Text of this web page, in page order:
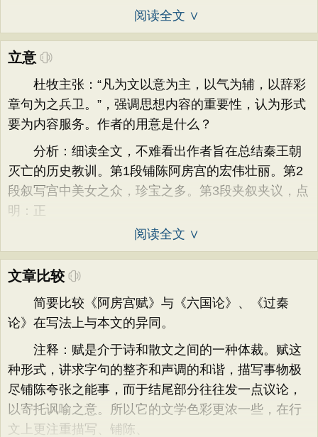
阅读全文 ∨
立意
杜牧主张：“凡为文以意为主，以气为辅，以辞彩
章句为之兵卫。”，强调思想内容的重要性，认为形式
要为内容服务。作者的用意是什么？
分析：细读全文，不难看出作者旨在总结秦王朝
灭亡的历史教训。第1段铺陈阿房宫的宏伟壮丽。第2
段叙写宫中美女之众，珍宝之多。第3段夹叙夹议，点
明：正
阅读全文 ∨
文章比较
简要比较《阿房宫赋》与《六国论》、《过秦
论》在写法上与本文的异同。
注释：赋是介于诗和散文之间的一种体裁。赋这
种形式，讲求字句的整齐和声调的和谐，描写事物极
尽铺陈夸张之能事，而于结尾部分往往发一点议论，
以寄托讽喻之意。所以它的文学色彩更浓一些，在行
文上更注重描写、铺陈、